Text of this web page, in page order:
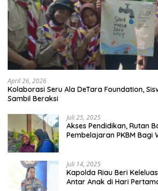
April 26, 2026
Kolaborasi Seru Ala DeTara Foundation,
Sambil Beraksi
Juli 25, 2025
Akses Pendidikan, Rutan
Pembelajaran PKBM Bagi
Juli 14, 2025
Kapolda Riau Beri
Antar Anak di Hari